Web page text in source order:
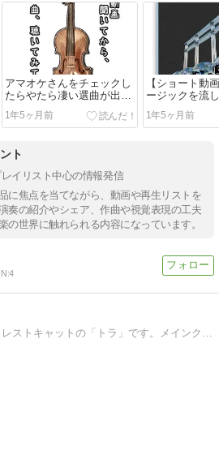
アマオケさんをチェックし
たらやたら凄い選曲が出て
来たので、まとめ感想動画
にしました♪
1年5ヶ月前
【ショート動
ージックを流
る動画完結し
(メンデルスゾ
1年5ヶ月前
ト
イリスト中心の情報発信
に焦点を当てながら、動画や再生リストを
奏の紹介やシェア、作曲や視覚表現の工夫
の世界に触れられる内容になっています。
4
ノルウェージャンフォレストキャットの「トラ」です。メインクイーン＆サイベリアンも混じってる雑種にゃ！2010年8月産まれ♂普段の日常を撮りたくて、いわゆるVlogのような感じの動画です。